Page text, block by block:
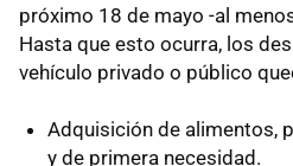
próximo 18 de mayo -al
Hasta que esto ocurra, los
vehículo privado o público
Adquisición de alimentos,
y de primera necesidad.